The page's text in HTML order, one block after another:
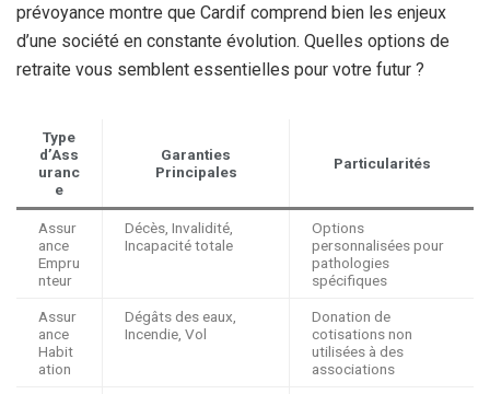
prévoyance montre que Cardif comprend bien les enjeux
d’une société en constante évolution. Quelles options de
retraite vous semblent essentielles pour votre futur ?
Type
d’Ass
uranc
e
Garanties
Principales
Particularités
Assur
ance
Empru
nteur
Décès, Invalidité,
Incapacité totale
Options
personnalisées pour
pathologies
spécifiques
Assur
ance
Habit
ation
Dégâts des eaux,
Incendie, Vol
Donation de
cotisations non
utilisées à des
associations